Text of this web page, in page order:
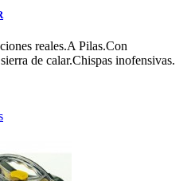
reales.A Pilas.Con
de calar.Chispas inofensivas.